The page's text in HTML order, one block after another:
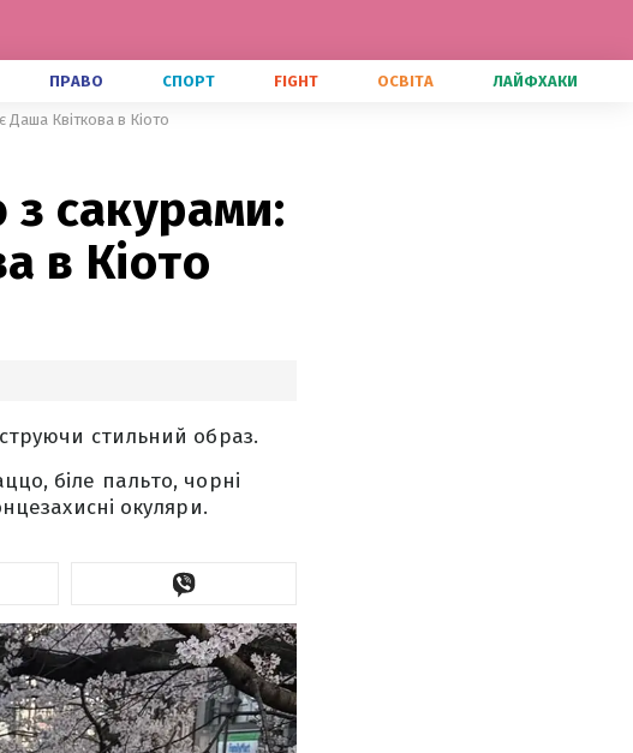
ПРАВО СПОРТ FIGHT ОСВІТА ЛАЙФХАКИ
Даша Квіткова в Кіото
з сакурами:
в Кіото
стильний образ.
біле пальто, чорні
окуляри.